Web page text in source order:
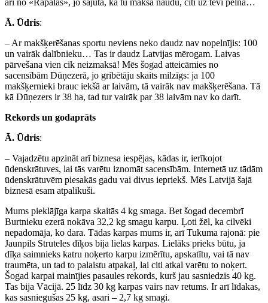
Ā. Ūdris:
– Ar makšķerēšanas sportu neviens neko daudz nav nopelnījis: 100
un vairāk dalībnieku… Tas ir daudz Latvijas mērogam. Laivas
pārvešana vien cik neizmaksā! Mēs šogad atteicāmies no
sacensībām Dūņezerā, jo gribētāju skaits milzīgs: ja 100
makšķernieki brauc iekšā ar laivām, tā vairāk nav makšķerēšana. Tā
kā Dūņezers ir 38 ha, tad tur vairāk par 38 laivām nav ko darīt.
Rekords un godaprāts
Ā. Ūdris:
– Vajadzētu apzināt arī biznesa iespējas, kādas ir, ierīkojot
ūdenskrātuves, lai tās varētu iznomāt sacensībām. Internetā uz tādām
ūdenskrātuvēm piesakās gadu vai divus iepriekš. Mēs Latvijā šajā
biznesā esam atpalikuši.
Mums pieklājīga karpa skaitās 4 kg smaga. Bet šogad decembrī
Burtnieku ezerā nokāva 32,2 kg smagu karpu. Ļoti žēl, ka cilvēki
nepadomāja, ko dara. Tādas karpas mums ir, arī Tukuma rajonā: pie
Jaunpils Struteles dīķos bija lielas karpas. Lielāks prieks būtu, ja
dīķa saimnieks katru noķerto karpu izmērītu, apskatītu, vai tā nav
traumēta, un tad to palaistu atpakaļ, lai citi atkal varētu to noķert.
Šogad karpai mainījies pasaules rekords, kurš jau sasniedzis 40 kg.
Tas bija Vācijā. 25 līdz 30 kg karpas vairs nav retums. Ir arī līdakas,
kas sasniegušas 25 kg, asari – 2,7 kg smagi.